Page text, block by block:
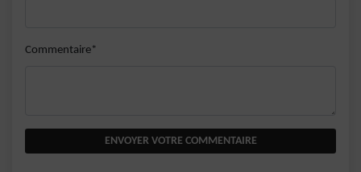
Commentaire*
ENVOYER VOTRE COMMENTAIRE